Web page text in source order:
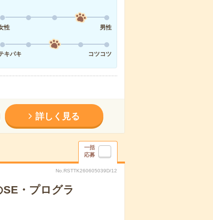
性
男性
キパキ
コツコツ
詳しく見る
一括
応募
No.RSTTK260605039D/12
・プログラ